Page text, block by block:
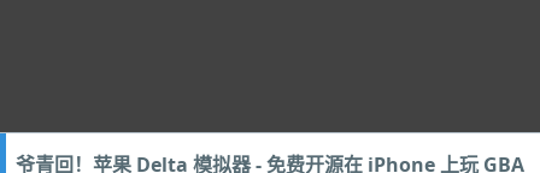
爷青回！苹果 Delta 模拟器 - 免费开源在 iPhone 上玩 GBA